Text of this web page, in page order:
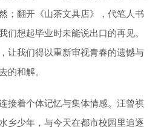
；翻开《山茶文具店》，代笔人书
们想起毕业时未能说出口的再见。
让我们得以重新审视青春的遗憾与
的和解。
接着个体记忆与集体情感。汪曾祺
乡少年，与今天在都市校园里追逐